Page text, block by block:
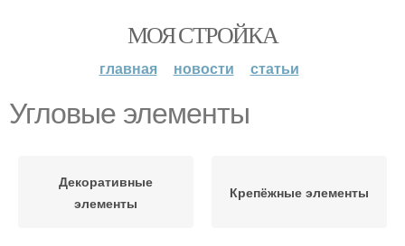
МОЯ СТРОЙКА
главная новости статьи
Угловые элементы
Декоративные
элементы
Крепёжные элементы